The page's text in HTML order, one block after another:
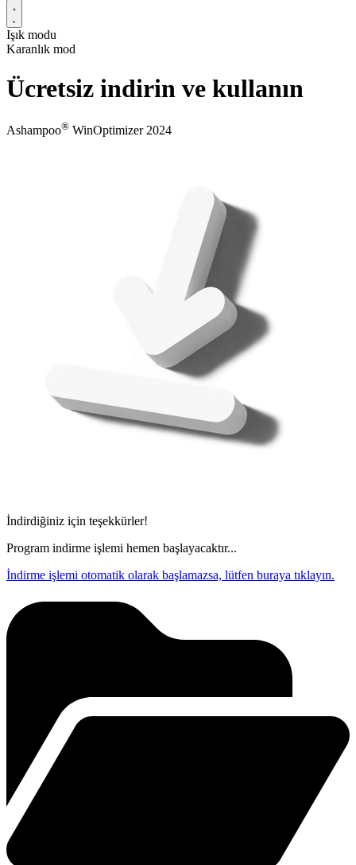
Işık modu
Karanlık mod
Ücretsiz indirin ve kullanın
Ashampoo® WinOptimizer 2024
İndirdiğiniz için teşekkürler!
Program indirme işlemi hemen başlayacaktır...
İndirme işlemi otomatik olarak başlamazsa, lütfen buraya tıklayın.